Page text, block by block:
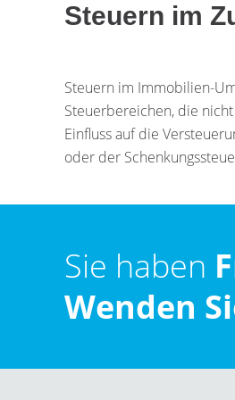
Steuern im
Steuern im Immobilien-
Steuerbereichen, die
Einfluss auf die
oder der
Sie haben
Wenden